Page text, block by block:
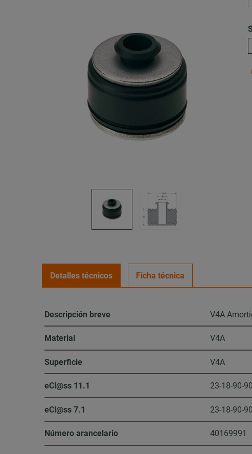
Detalles técnicos Ficha técnica
Descripción breve V4A
Material V4A
Superficie V4A
eCl@ss 11.1 23-18-90-90
eCl@ss 7.1 23-18-90-90
Número arancelario 40169991